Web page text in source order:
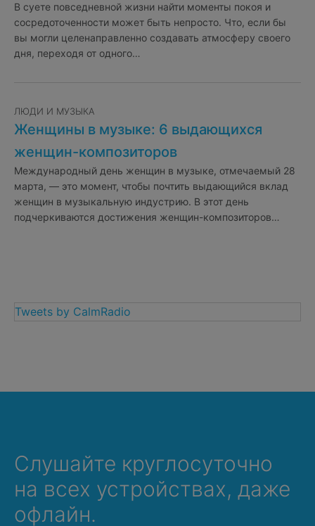
В суете повседневной жизни найти моменты покоя и
сосредоточенности может быть непросто. Что, если бы
вы могли целенаправленно создавать атмосферу своего
дня, переходя от одного…
ЛЮДИ И МУЗЫКА
Женщины в музыке: 6 выдающихся
женщин-композиторов
Международный день женщин в музыке, отмечаемый 28
марта, — это момент, чтобы почтить выдающийся вклад
женщин в музыкальную индустрию. В этот день
подчеркиваются достижения женщин-композиторов…
Tweets by CalmRadio
Слушайте круглосуточно
на всех устройствах, даже
офлайн.